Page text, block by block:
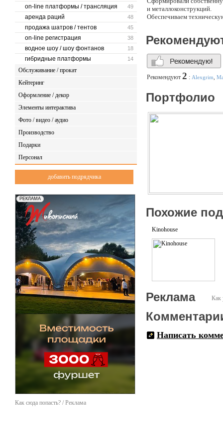
49
on-line платформы / трансляция
48
аренда раций
45
продажа шатров / тентов
38
on-line регистрация
18
водное шоу / шоу фонтанов
14
гибридные платформы
Обслуживание / прокат
Кейтеринг
Оформление / декор
Элементы интерактива
Фото / видео / аудио
Производство
Подарки
Персонал
добавить подрядчика
Как сюда попасть? / Реклама
и металлоконструкций.
Обеспечиваем
других.
Рекомендуют 2 : Alexgrim
Портфолио
Похожие
Kinohouse
Как
Реклама
Написать